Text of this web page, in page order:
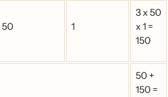
50 1
3 x 50
x 1 =
150
50 +
150 =